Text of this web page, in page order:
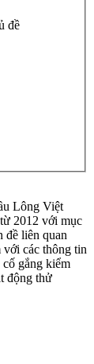
đề
Lông Việt
2012 với mục
đề liên quan
với các thông tin
gắng kiểm
động thử